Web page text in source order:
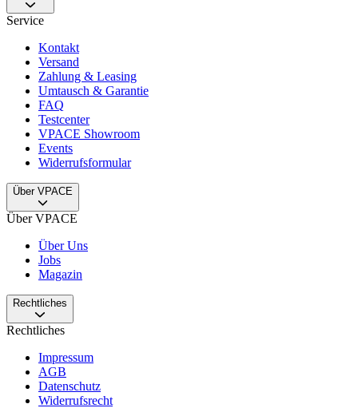
Service
Kontakt
Versand
Zahlung & Leasing
Umtausch & Garantie
FAQ
Testcenter
VPACE Showroom
Events
Widerrufsformular
Über VPACE
Über VPACE
Über Uns
Jobs
Magazin
Rechtliches
Rechtliches
Impressum
AGB
Datenschutz
Widerrufsrecht